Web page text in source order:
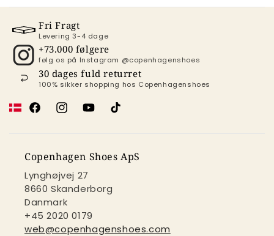
Fri Fragt
Levering 3-4 dage
+73.000 følgere
følg os på Instagram @copenhagenshoes
30 dages fuld returret
100% sikker shopping hos Copenhagenshoes
FacebookInstagramYouTubeTikTok
Copenhagen Shoes ApS
Lynghøjvej 27
8660 Skanderborg
Danmark
+45 2020 0179
web@copenhagenshoes.com